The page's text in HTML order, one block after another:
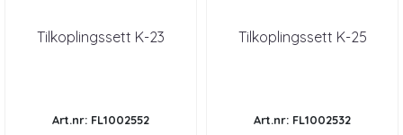
Tilkoplingssett K-23
Art.nr: FL1002552
Tilkoplingssett K-25
Art.nr: FL1002532